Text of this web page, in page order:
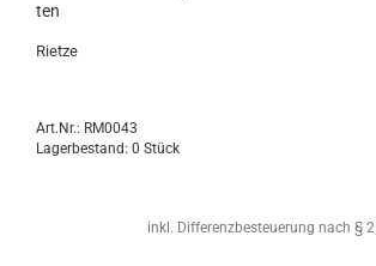
ten
Riet­ze
Art.Nr.: RM0043
Lagerbestand: 0 Stück
inkl. Differenzbesteuerung nach §